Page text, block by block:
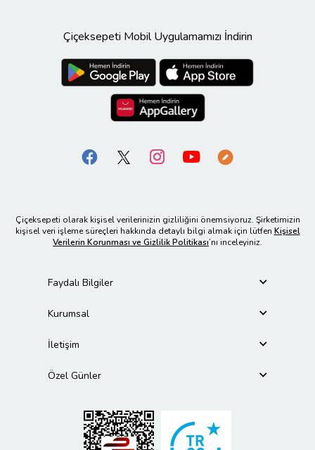
Çiçeksepeti Mobil Uygulamamızı İndirin
Çiçeksepeti olarak kişisel verilerinizin gizliliğini önemsiyoruz. Şirketimizin
kişisel veri işleme süreçleri hakkında detaylı bilgi almak için lütfen Kişisel
Verilerin Korunması ve Gizlilik Politikası’nı inceleyiniz.
Faydalı Bilgiler
Kurumsal
İletişim
Özel Günler